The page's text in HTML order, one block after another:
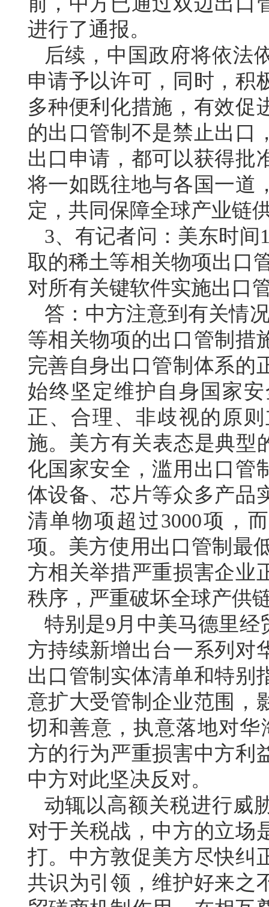
进行了通报。
后续，中国政府将依法
申请予以许可，同时，积
多种便利化措施，有效促
的出口管制不是禁止出口
出口申请，都可以获得批
将一如既往地与各国一道
定，共同保障全球产业链
3、有记者问：美东时间
取的稀土等相关物项出口
对所有关键软件实施出口
答：中方注意到有关情
等相关物项的出口管制措
完善自身出口管制体系的
始终坚定维护自身国家
正、合理、非歧视的原
施。美方有关表态是典型
化国家安全，滥用出口管
体设备、芯片等众多产品
清单物项超过3000项，
项。美方使用出口管制最
方相关举措严重损害企业
秩序，严重破坏全球产供
特别是9月中美马德里经
方持续新增出台一系列对
出口管制实体清单和特别
意扩大受管制企业范围，
切和善意，执意落地对华
方的行为严重损害中方利
中方对此坚决反对。
动辄以高额关税进行威
对于关税战，中方的立场
打。中方敦促美方尽快纠
共识为引领，维护好来之